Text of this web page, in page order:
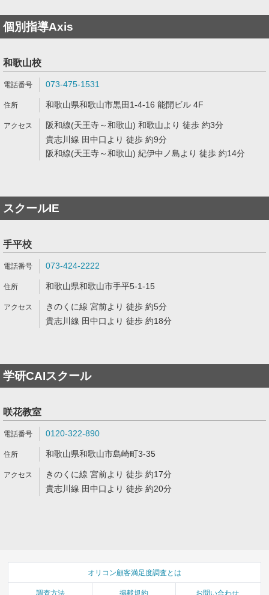
個別指導Axis
和歌山校
073-475-1531
和歌山県和歌山市黒田1-4-16 能開ビル 4F
阪和線(天王寺～和歌山) 和歌山より 徒歩 約3分
貴志川線 田中口より 徒歩 約9分
阪和線(天王寺～和歌山) 紀伊中ノ島より 徒歩 約14分
スクールIE
手平校
073-424-2222
和歌山県和歌山市手平5-1-15
きのくに線 宮前より 徒歩 約5分
貴志川線 田中口より 徒歩 約18分
学研CAIスクール
咲花教室
0120-322-890
和歌山県和歌山市島崎町3-35
きのくに線 宮前より 徒歩 約17分
貴志川線 田中口より 徒歩 約20分
オリコン顧客満足度調査とは
調査方法 掲載規約 お問い合わせ